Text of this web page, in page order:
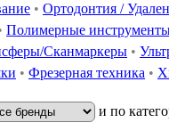
• Ортодонтия /
Полимерные
Сканмаркеры •
• Фрезерная техника •
и по